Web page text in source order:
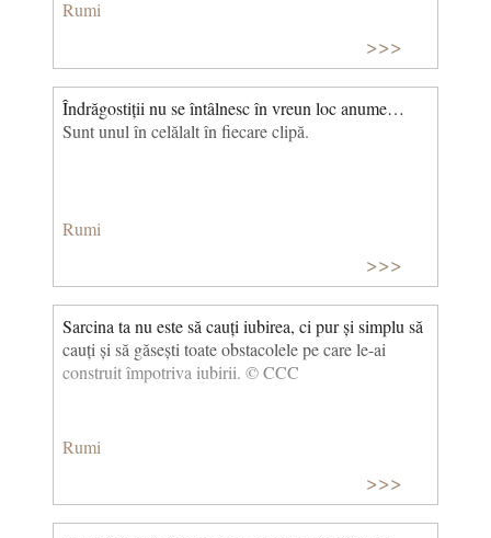
Rumi
>>>
Îndrăgostiții nu se întâlnesc în vreun loc anume…
Sunt unul în celălalt în fiecare clipă.
Rumi
>>>
Sarcina ta nu este să cauți iubirea, ci pur și simplu să
cauți și să găsești toate obstacolele pe care le-ai
construit împotriva iubirii. © CCC
Rumi
>>>